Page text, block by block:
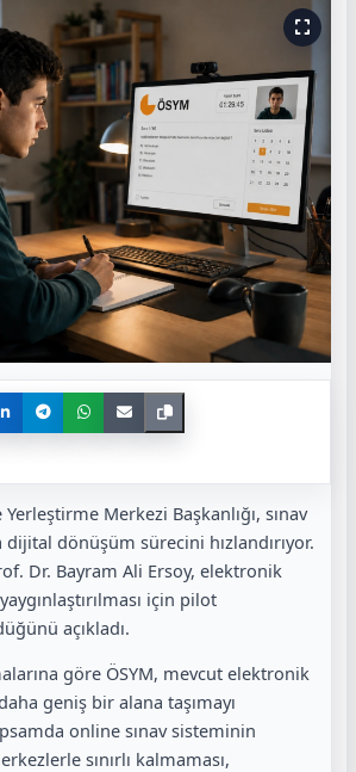
Merkezi Başkanlığı, sınav
dönüşüm sürecini hızlandırıyor.
Dr. Bayram Ali Ersoy, elektronik
için pilot
açıkladı.
göre ÖSYM, mevcut elektronik
daha geniş bir alana taşımayı
online sınav sisteminin
sınırlı kalmaması,